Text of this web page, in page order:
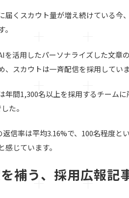
届くスカウト量が増え続けている今
を活用したパーソナライズした文章
、スカウトは一斉配信を採用していま
年間1,300名以上を採用するチーム
た。
返信率は平均3.16%で、100名程度
感じています。
補う、採用広報記